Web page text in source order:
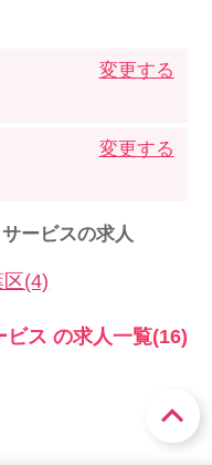
変更する
変更する
ービスの求人
(4)
ビス の求人一覧(16)